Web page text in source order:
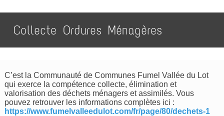
Collecte Ordures Ménagères
C’est la Communauté de Communes Fumel Vallée du Lot
qui exerce la compétence collecte, élimination et
valorisation des déchets ménagers et assimilés. Vous
pouvez retrouver les informations complètes ici :
https://www.fumelvalleedulot.com/fr/page/80/dechets-1